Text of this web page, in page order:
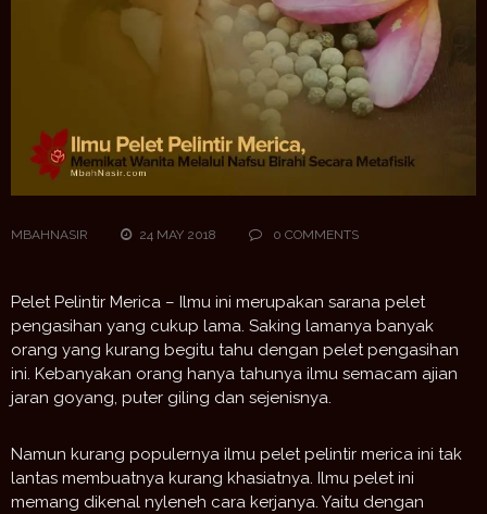
MBAHNASIR 24 MAY 2018 0 COMMENTS
Pelet Pelintir Merica – Ilmu ini merupakan sarana pelet
pengasihan yang cukup lama. Saking lamanya banyak
orang yang kurang begitu tahu dengan pelet pengasihan
ini. Kebanyakan orang hanya tahunya ilmu semacam ajian
jaran goyang, puter giling dan sejenisnya.
Namun kurang populernya ilmu pelet pelintir merica ini tak
lantas membuatnya kurang khasiatnya. Ilmu pelet ini
memang dikenal nyleneh cara kerjanya. Yaitu dengan